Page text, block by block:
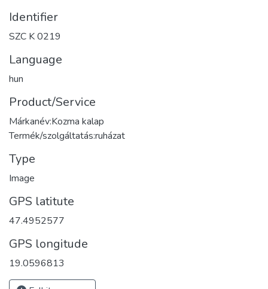
Identifier
SZC K 0219
Language
hun
Product/Service
Márkanév:Kozma kalap
Termék/szolgáltatás:ruházat
Type
Image
GPS latitute
47.4952577
GPS longitude
19.0596813